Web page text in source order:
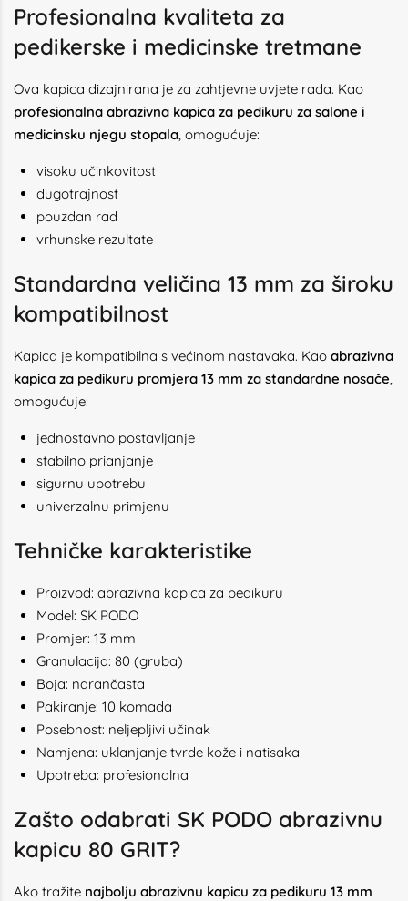
Profesionalna kvaliteta za
pedikerske i medicinske tretmane
Ova kapica dizajnirana je za zahtjevne uvjete rada. Kao
profesionalna abrazivna kapica za pedikuru za salone i
medicinsku njegu stopala, omogućuje:
visoku učinkovitost
dugotrajnost
pouzdan rad
vrhunske rezultate
Standardna veličina 13 mm za široku
kompatibilnost
Kapica je kompatibilna s većinom nastavaka. Kao abrazivna
kapica za pedikuru promjera 13 mm za standardne nosače,
omogućuje:
jednostavno postavljanje
stabilno prianjanje
sigurnu upotrebu
univerzalnu primjenu
Tehničke karakteristike
Proizvod: abrazivna kapica za pedikuru
Model: SK PODO
Promjer: 13 mm
Granulacija: 80 (gruba)
Boja: narančasta
Pakiranje: 10 komada
Posebnost: neljepljivi učinak
Namjena: uklanjanje tvrde kože i natisaka
Upotreba: profesionalna
Zašto odabrati SK PODO abrazivnu
kapicu 80 GRIT?
Ako tražite najbolju abrazivnu kapicu za pedikuru 13 mm